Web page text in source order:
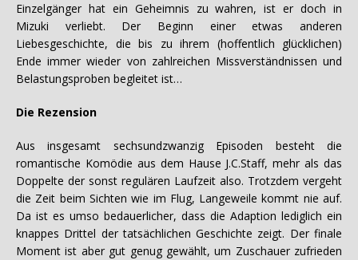
Einzelgänger hat ein Geheimnis zu wahren, ist er doch in
Mizuki verliebt. Der Beginn einer etwas anderen
Liebesgeschichte, die bis zu ihrem (hoffentlich glücklichen)
Ende immer wieder von zahlreichen Missverständnissen und
Belastungsproben begleitet ist…
Die Rezension
Aus insgesamt sechsundzwanzig Episoden besteht die
romantische Komödie aus dem Hause J.C.Staff, mehr als das
Doppelte der sonst regulären Laufzeit also. Trotzdem vergeht
die Zeit beim Sichten wie im Flug, Langeweile kommt nie auf.
Da ist es umso bedauerlicher, dass die Adaption lediglich ein
knappes Drittel der tatsächlichen Geschichte zeigt. Der finale
Moment ist aber gut genug gewählt, um Zuschauer zufrieden